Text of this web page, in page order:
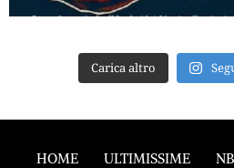
Carica altro
HOME ULTIMISSIME